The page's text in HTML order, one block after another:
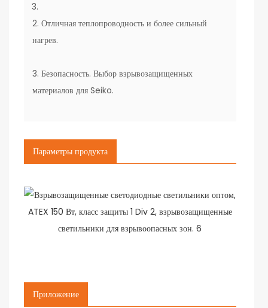
2. Отличная теплопроводность и более сильный
нагрев.
3. Безопасность. Выбор взрывозащищенных
материалов для Seiko.
Параметры продукта
Приложение